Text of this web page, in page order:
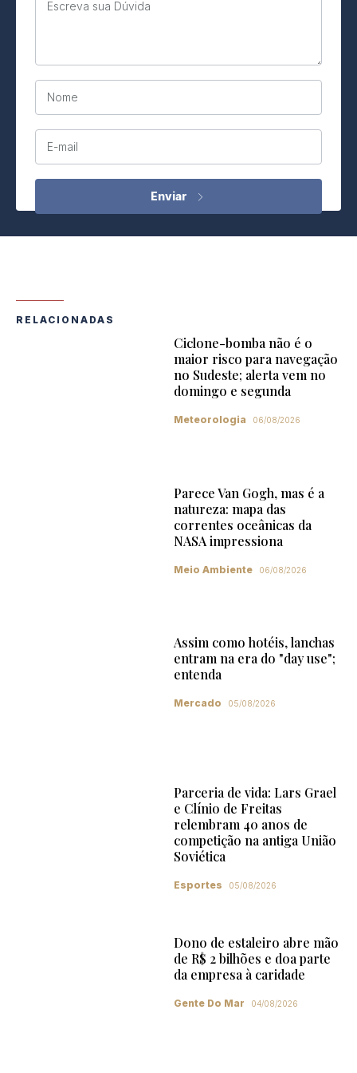
Escreva sua Dúvida
Nome
E-mail
RELACIONADAS
Ciclone-bomba não é o
maior risco para navegação
no Sudeste; alerta vem no
domingo e segunda
Meteorologia 06/08/2026
Parece Van Gogh, mas é a
natureza: mapa das
correntes oceânicas da
NASA impressiona
Meio Ambiente 06/08/2026
Assim como hotéis, lanchas
entram na era do "day use";
entenda
Mercado 05/08/2026
Parceria de vida: Lars Grael
e Clínio de Freitas
relembram 40 anos de
competição na antiga União
Soviética
Esportes 05/08/2026
Dono de estaleiro abre mão
de R$ 2 bilhões e doa parte
da empresa à caridade
Gente Do Mar 04/08/2026